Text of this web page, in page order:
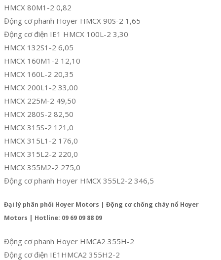
HMCX 80M1-2 0,82
Động cơ phanh Hoyer HMCX 90S-2 1,65
Động cơ điện IE1 HMCX 100L-2 3,30
HMCX 132S1-2 6,05
HMCX 160M1-2 12,10
HMCX 160L-2 20,35
HMCX 200L1-2 33,00
HMCX 225M-2 49,50
HMCX 280S-2 82,50
HMCX 315S-2 121,0
HMCX 315L1-2 176,0
HMCX 315L2-2 220,0
HMCX 355M2-2 275,0
Động cơ phanh Hoyer HMCX 355L2-2 346,5
Đại lý phân phối Hoyer Motors | Động cơ chống cháy nổ Hoyer
Motors | Hotline: 09 69 09 88 09
Động cơ phanh Hoyer HMCA2 355H-2
Động cơ điện IE1HMCA2 355H2-2